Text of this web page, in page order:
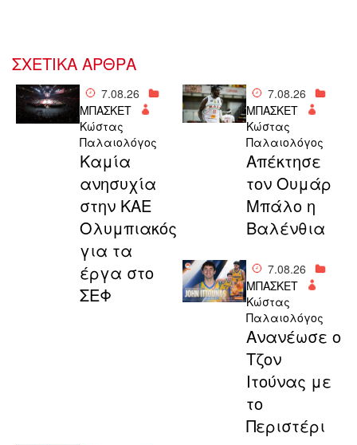
ΣΧΕΤΙΚΑ ΑΡΘΡΑ
7.08.26
ΜΠΑΣΚΕΤ
Κώστας
Παλαιολόγος
Καμία
ανησυχία
στην ΚΑΕ
Ολυμπιακός
για τα
έργα στο
ΣΕΦ
7.08.26
ΜΠΑΣΚΕΤ
Κώστας
Παλαιολόγος
Απέκτησε
τον Ουμάρ
Μπάλο η
Βαλένθια
7.08.26
ΜΠΑΣΚΕΤ
Κώστας
Παλαιολόγος
Aνανέωσε ο
Τζον
Ιτούνας με
το
Περιστέρι